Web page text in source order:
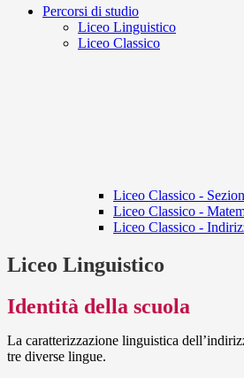
Percorsi di studio
Liceo Linguistico
Liceo Classico
Liceo Classico -
Liceo Classico -
Liceo Classico -
Liceo Linguistico
Identità della scuola
La caratterizzazione linguistica
tre diverse lingue.